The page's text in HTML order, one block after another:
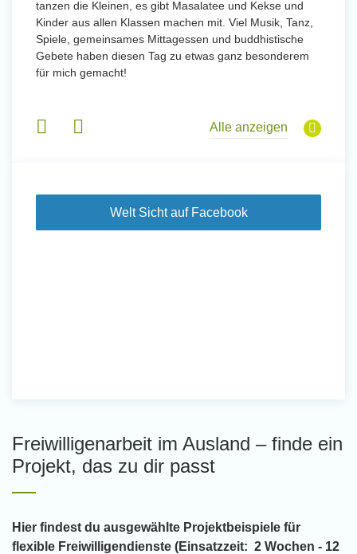
tanzen die Kleinen, es gibt Masalatee und Kekse und
Kinder aus allen Klassen machen mit. Viel Musik, Tanz,
Spiele, gemeinsames Mittagessen und buddhistische
Gebete haben diesen Tag zu etwas ganz besonderem
für mich gemacht!
Alle anzeigen
Welt Sicht auf Facebook
Freiwilligenarbeit im Ausland – finde ein
Projekt, das zu dir passt
Hier findest du ausgewählte Projektbeispiele für
flexible Freiwilligendienste (Einsatzzeit: 2 Wochen - 12